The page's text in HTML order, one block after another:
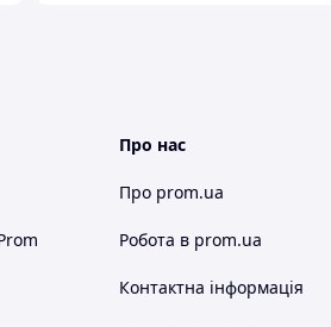
Про нас
Про prom.ua
Робота в prom.ua
Контактна інформація